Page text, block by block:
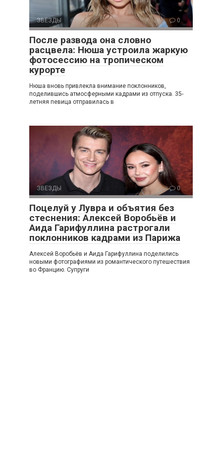
ЗВЕЗДЫ 0
После развода она словно
расцвела: Нюша устроила жаркую
фотосессию на тропическом
курорте
Нюша вновь привлекла внимание поклонников,
поделившись атмосферными кадрами из отпуска. 35-
летняя певица отправилась в
ЗВЕЗДЫ 0
Поцелуй у Лувра и объятия без
стеснения: Алексей Воробьёв и
Аида Гарифуллина растрогали
поклонников кадрами из Парижа
Алексей Воробьёв и Аида Гарифуллина поделились
новыми фотографиями из романтического путешествия
во Францию. Супруги